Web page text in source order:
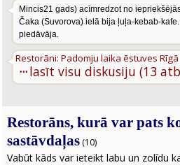
Mincis21 gads) acīmredzot no
Čaka (Suvorova) ielā bija ļuļa-kebab-
piedāvāja.
···
Restorāni: Padomju laika ēstuves Rīgā
lasīt visu diskusiju (13
Restorāns, kurā var pats
sastāvdaļas (10)
Vabūt kāds var ieteikt labu un zolīdu